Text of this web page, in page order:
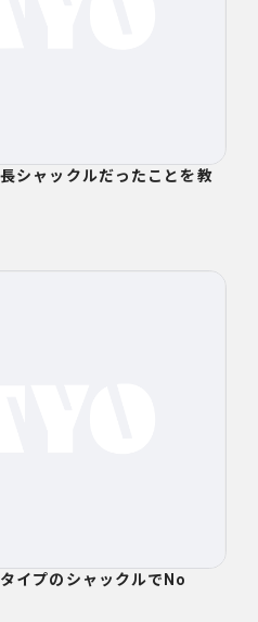
シャックルだったことを教
イプのシャックルでNo